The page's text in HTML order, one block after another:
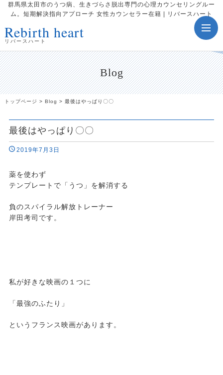
群馬県太田市のうつ病、生きづらさ脱出専門の心理カウンセリングルー
ム。短期解決指向アプローチ 女性カウンセラー在籍 | リバースハート
Rebirth heart
リバースハート
Blog
トップページ > Blog > 最後はやっぱり〇〇
最後はやっぱり〇〇
2019年7月3日
薬を使わず
テンプレートで「うつ」を解消する
負のスパイラル解放トレーナー
岸田考司です。
私が好きな映画の１つに
「最強のふたり」
というフランス映画があります。
toggle